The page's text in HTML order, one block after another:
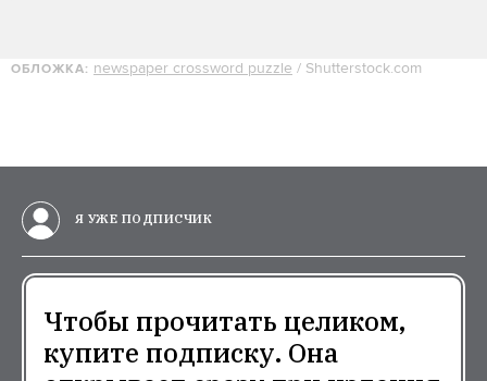
ОБЛОЖКА: newspaper crossword puzzle / Shutterstock.com
Я УЖЕ ПОДПИСЧИК
Чтобы прочитать целиком,
купите подписку. Она